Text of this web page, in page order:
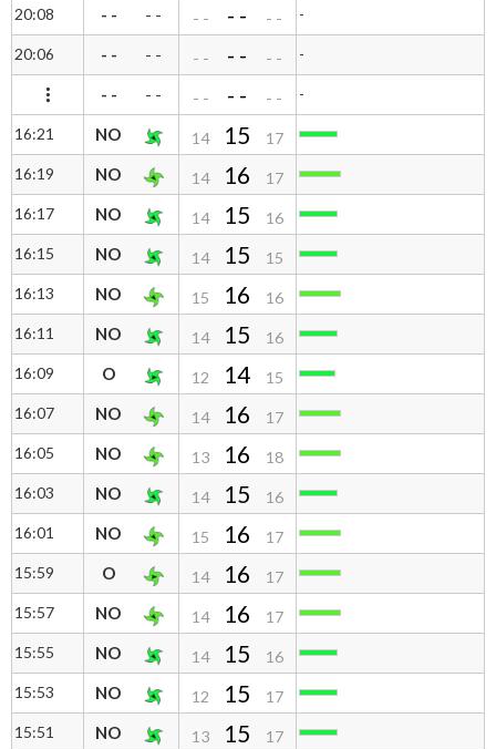
20:08 - - - - - - - - - - -
20:06 - - - - - - - - - - -
- - - - - - - - - - -
16:21 NO 14 15
17
16:19
NO 14 16
17
16:17
NO 14 15
16
16:15
NO 14 15
15
16:13
NO 15 16
16
16:11
NO 14 15
16
16:09
O 12 14
15
16:07
NO 14 16
17
16:05
NO 13 16
18
16:03
NO 14 15
16
16:01
NO 15 16
17
15:59
O 14 16
17
15:57
NO 14 16
17
15:55
NO 14 15
16
15:53
NO 12 15
17
15:51
NO 13 15
17